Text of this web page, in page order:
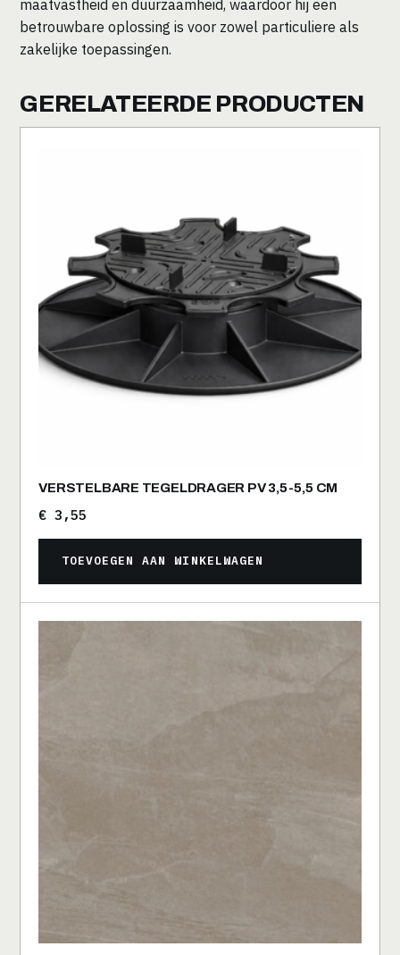
maatvastheid en duurzaamheid, waardoor hij een
betrouwbare oplossing is voor zowel particuliere als
zakelijke toepassingen.
GERELATEERDE PRODUCTEN
VERSTELBARE TEGELDRAGER PV 3,5-5,5 CM
€ 3,55
TOEVOEGEN AAN WINKELWAGEN